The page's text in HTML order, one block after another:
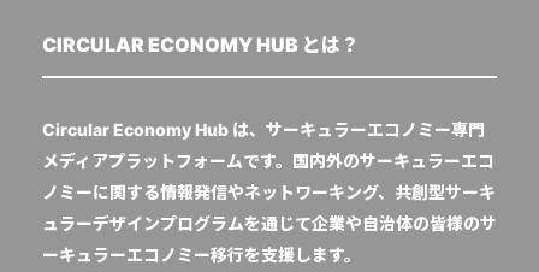
CIRCULAR ECONOMY HUB とは？
Circular Economy Hub は、サーキュラーエコノミー専門
メディアプラットフォームです。国内外のサーキュラーエコ
ノミーに関する情報発信やネットワーキング、共創型サーキ
ュラーデザインプログラムを通じて企業や自治体の皆様のサ
ーキュラーエコノミー移行を支援します。